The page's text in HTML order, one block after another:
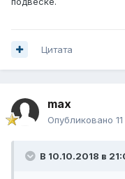
Цитата
max
Опубликовано
В 10.10.2018 в